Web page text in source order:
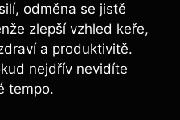
odměna se jistě
zlepší vzhled keře,
a produktivitě.
nejdřív nevidíte
tempo.